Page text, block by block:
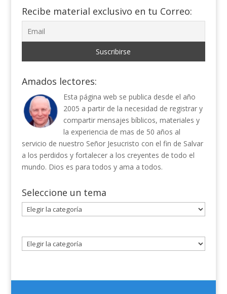
Recibe material exclusivo en tu Correo:
Amados lectores:
Esta página web se publica desde el año
2005 a partir de la necesidad de registrar y
compartir mensajes bíblicos, materiales y
la experiencia de mas de 50 años al
servicio de nuestro Señor Jesucristo con el fin de Salvar
a los perdidos y fortalecer a los creyentes de todo el
mundo. Dios es para todos y ama a todos.
Seleccione un tema
Seleccione
un